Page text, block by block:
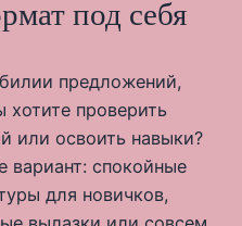
под себя
предложений,
проверить
или освоить навыки?
вариант: спокойные
для новичков,